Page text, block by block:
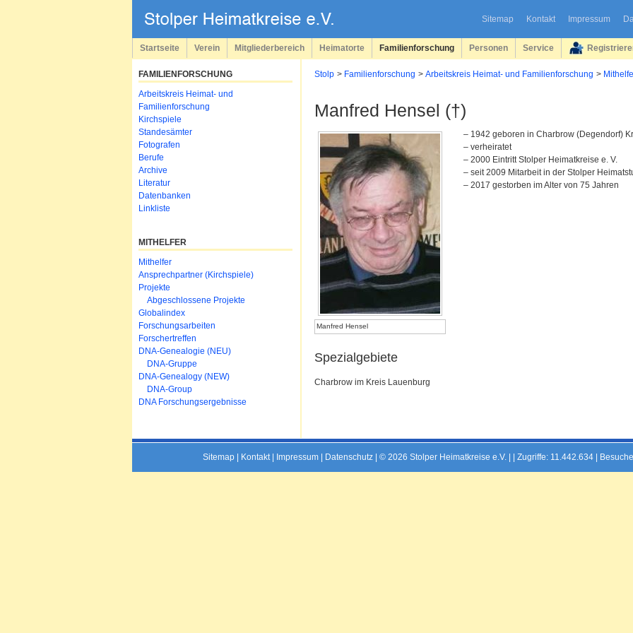
Sitemap Kontakt Impressum
überspringen
Startseite Verein Mitgliederbereich Heimatorte Familienforschung Personen Service
Stolp Familienforschung Arbeitskreis Heimat- und Familienforschung
Manfred Hensel (†)
Manfred Hensel
– 1942 geboren in Charbrow (Degendorf)
– verheiratet
– 2000 Eintritt Stolper Heimatkreise e. V.
– seit 2009 Mitarbeit in der Stolper
– 2017 gestorben im Alter von 75 Jahren
Spezialgebiete
Charbrow im Kreis Lauenburg
FAMILIENFORSCHUNG
Navigation
überspringen
Arbeitskreis Heimat- und
Familienforschung
Kirchspiele
Standesämter
Fotografen
Berufe
Archive
Literatur
Datenbanken
Linkliste
MITHELFER
Navigation
überspringen
Mithelfer
Ansprechpartner (Kirchspiele)
Projekte
Abgeschlossene Projekte
Globalindex
Forschungsarbeiten
Forschertreffen
DNA-Genealogie (NEU)
DNA-Gruppe
DNA-Genealogy (NEW)
DNA-Group
DNA Forschungsergebnisse
Sitemap Kontakt| Impressum Datenschutz | © 2026 Stolper Heimatkreise e.V. | | Zugriffe: 11.442.634 |